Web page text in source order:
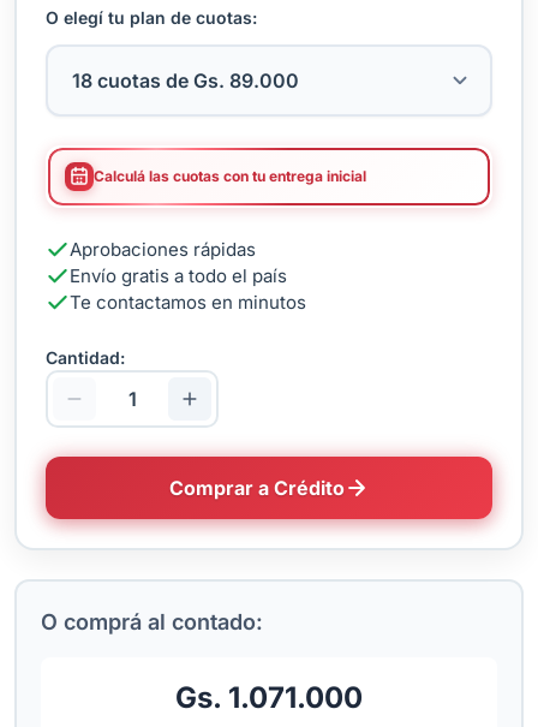
O elegí tu plan de cuotas:
Calculá las cuotas con tu entrega inicial
Aprobaciones rápidas
Envío gratis a todo el país
Te contactamos en minutos
Cantidad:
Comprar a Crédito
O comprá al contado:
Gs. 1.071.000